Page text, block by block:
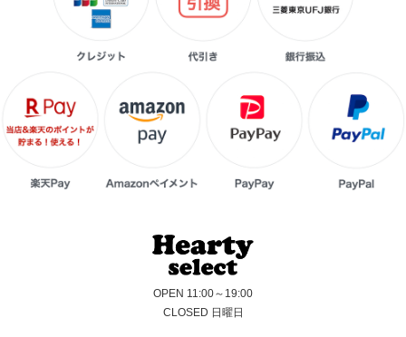
OPEN 11:00～19:00
CLOSED 日曜日